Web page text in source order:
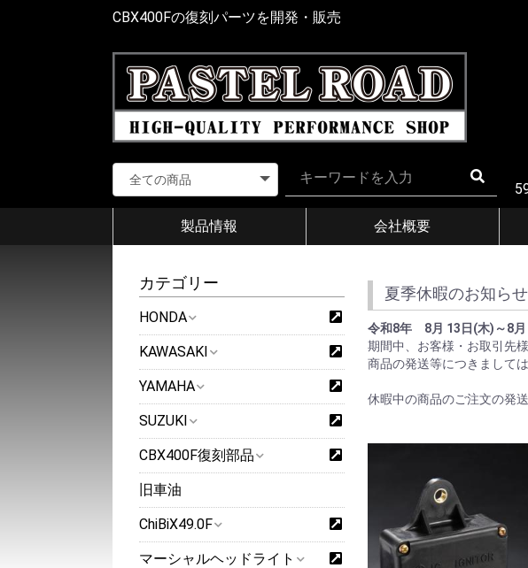
CBX400Fの復刻パーツを開発・販売
製品情報 会社概要
カテゴリー
HONDA
KAWASAKI
YAMAHA
SUZUKI
CBX400F復刻部品
旧車油
ChiBiX49.0F
マーシャルヘッドライト
夏季休暇のお知らせ
令和8年 8月 13日(木)～8月
期間中、お客様・お取引先
商品の発送等につきまして
休暇中の商品のご注文の発